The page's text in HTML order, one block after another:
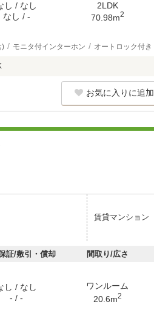
し / なし
なし / -
2LDK
70.98m2
) モニタ付インターホン オートロック付き
お気に入りに追加
賃貸マンション
証/敷引・償却 間取り/広さ
し / なし
- / -
ワンルーム
20.6m2